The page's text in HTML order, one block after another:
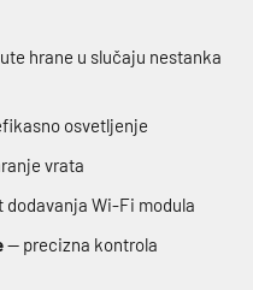
hrane u slučaju nestanka
osvetljenje
vrata
dodavanja Wi-Fi modula
— precizna kontrola